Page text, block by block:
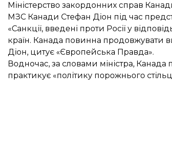
Міністерство закордонних справ
МЗС Канади Стефан Діон під час
«Санкції, введені проти Росії у
країн. Канада повинна продовжувати
Діон, цитує «Європейська Правда».
Водночас, за словами міністра,
практикує «політику порожнього